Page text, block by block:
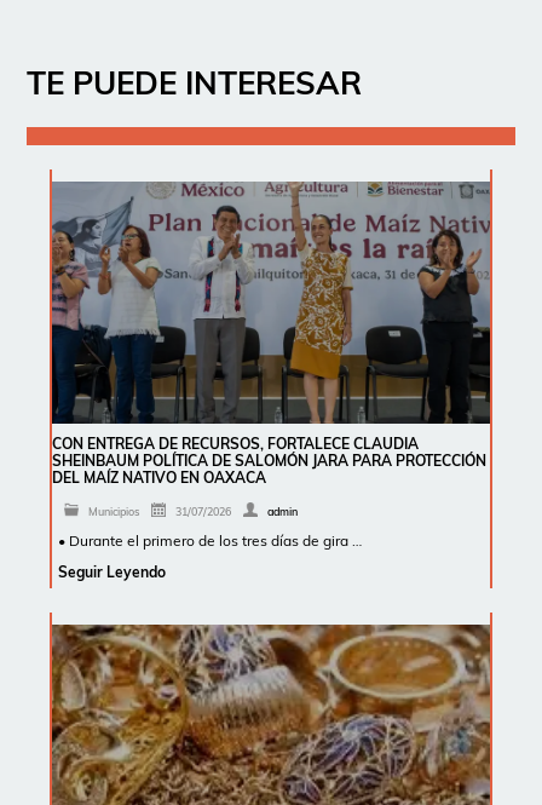
TE PUEDE INTERESAR
CON ENTREGA DE RECURSOS, FORTALECE CLAUDIA
SHEINBAUM POLÍTICA DE SALOMÓN JARA PARA PROTECCIÓN
DEL MAÍZ NATIVO EN OAXACA
Municipios 31/07/2026 admin
• Durante el primero de los tres días de gira …
Seguir Leyendo